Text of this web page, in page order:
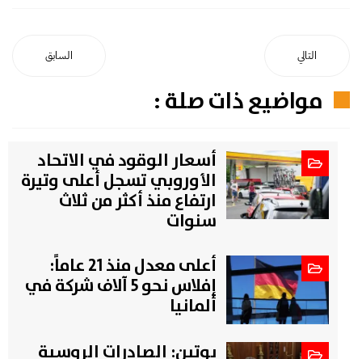
السابق التالي
مواضيع ذات صلة :
أسعار الوقود في الاتحاد
الأوروبي تسجل أعلى وتيرة
ارتفاع منذ أكثر من ثلاث
سنوات
أعلى معدل منذ 21 عاماً:
إفلاس نحو 5 آلاف شركة في
ألمانيا
بوتين: الصادرات الروسية